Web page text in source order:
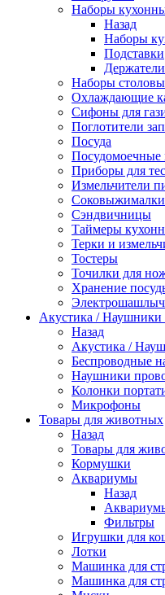
Наборы
Назад
Наборы
Подставки
Наборы
Охлаждающие
Сифоны для
Поглотители
Посуда
Приборы для
Измельчители
Cоковыжималки
Сэндвичницы
Таймеры
Терки и
Тостеры
Точилки для
Хранение
Акустика / Наушники
Назад
Акустика /
Беспроводные
Наушники
Колонки
Микрофоны
Товары для животных
Назад
Товары для
Кормушки
Аквариумы
Назад
Фильтры
Игрушки для
Лотки
Машинка для
Машинка для